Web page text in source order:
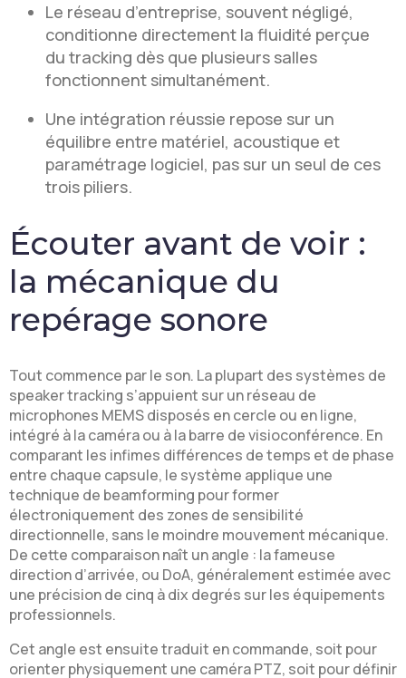
Le réseau d’entreprise, souvent négligé,
conditionne directement la fluidité perçue
du tracking dès que plusieurs salles
fonctionnent simultanément.
Une intégration réussie repose sur un
équilibre entre matériel, acoustique et
paramétrage logiciel, pas sur un seul de ces
trois piliers.
Écouter avant de voir :
la mécanique du
repérage sonore
Tout commence par le son. La plupart des systèmes de
speaker tracking s’appuient sur un réseau de
microphones MEMS disposés en cercle ou en ligne,
intégré à la caméra ou à la barre de visioconférence. En
comparant les infimes différences de temps et de phase
entre chaque capsule, le système applique une
technique de beamforming pour former
électroniquement des zones de sensibilité
directionnelle, sans le moindre mouvement mécanique.
De cette comparaison naît un angle : la fameuse
direction d’arrivée, ou DoA, généralement estimée avec
une précision de cinq à dix degrés sur les équipements
professionnels.
Cet angle est ensuite traduit en commande, soit pour
orienter physiquement une caméra PTZ, soit pour définir